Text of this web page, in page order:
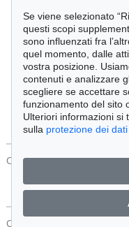
Tutti gli oggetti
Solo offerte
Solo oggetti
Cerca
CONTATTI Protezione
CONTATTI
Se viene selezionato
questi scopi
sono influenzati fra
quel momento, dalle
vostra posizione.
contenuti e analizzare
scegliere se accettare
funzionamento del sito
Ulteriori informazioni si
sulla protezione dei